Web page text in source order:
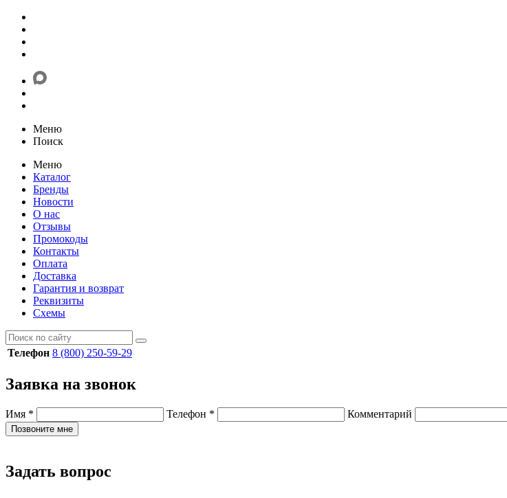
Меню
Поиск
Меню
Каталог
Бренды
Новости
О нас
Отзывы
Промокоды
Контакты
Оплата
Доставка
Гарантия и возврат
Реквизиты
Схемы
Телефон 8 (800) 250-59-29
Заявка на звонок
Имя * Телефон * Комментарий
Позвоните мне
Задать вопрос